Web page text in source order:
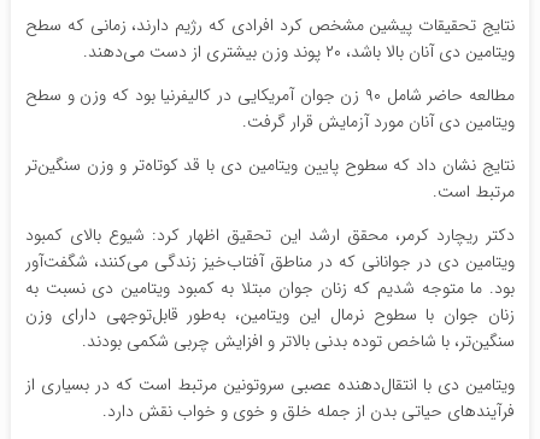
نتایج تحقیقات پیشین مشخص کرد افرادی که رژیم دارند، زمانی که سطح
ویتامین دی آنان بالا باشد، ۲۰ پوند وزن بیشتری از دست می‌دهند.
مطالعه حاضر شامل ۹۰ زن جوان آمریکایی در کالیفرنیا بود که وزن و سطح
ویتامین دی آنان مورد آزمایش قرار گرفت.
نتایج نشان داد که سطوح پایین ویتامین دی با قد کوتاه‌تر و وزن سنگین‌تر
مرتبط است.
دکتر ریچارد کرمر، محقق ارشد این تحقیق اظهار کرد: شیوع بالای کمبود
ویتامین دی در جوانانی که در مناطق آفتاب‌خیز زندگی می‌کنند، شگفت‌آور
بود. ما متوجه شدیم که زنان جوان مبتلا به کمبود ویتامین دی نسبت به
زنان جوان با سطوح نرمال این ویتامین، به‌طور قابل‌توجهی دارای وزن
سنگین‌تر، با شاخص توده بدنی بالاتر و افزایش چربی شکمی بودند.
ویتامین دی با انتقال‌دهنده عصبی سروتونین مرتبط است که در بسیاری از
فرآیندهای حیاتی بدن از جمله خلق و خوی و خواب نقش دارد.